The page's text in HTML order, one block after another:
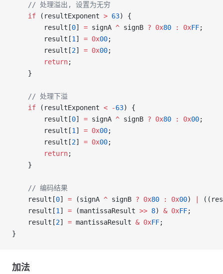
    // 处理溢出, 设置为无穷
    if
(resultExponent > 63) {
        result[
0] = signA ^ signB ? 0x80 : 0xFF;
        result[
1] = 0x00;
        result[
2] = 0x00;
        return
;
    }
    // 处理下溢
    if
(resultExponent < -63) {
        result[
0] = signA ^ signB ? 0x80 : 0x00;
        result[
1] = 0x00;
        result[
2] = 0x00;
        return
;
    }
    // 编码结果
    result[
0] = (signA ^ signB ? 0x80 : 0x00)
    result[
1] = (mantissaResult >> 8) & 0xFF;
    result[
2] = mantissaResult & 0xFF;
}
加法